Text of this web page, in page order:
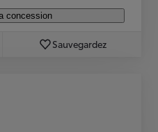
concession
Sauvegardez